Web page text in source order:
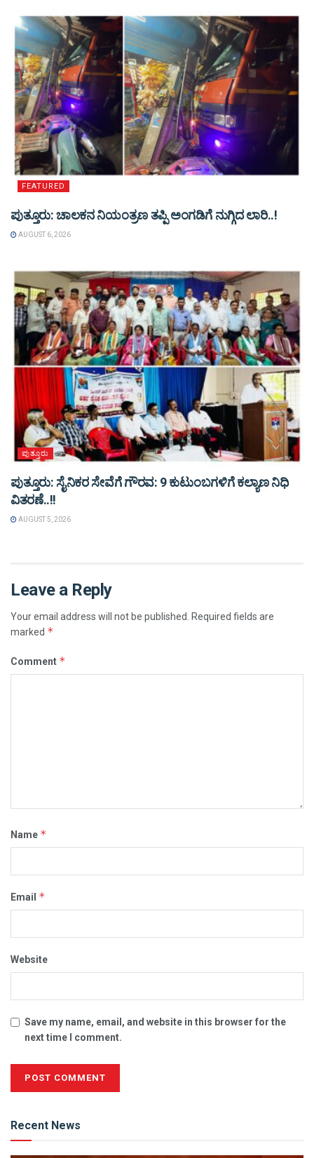
FEATURED
ಪುತ್ತೂರು: ಚಾಲಕನ ನಿಯಂತ್ರಣ ತಪ್ಪಿ ಅಂಗಡಿಗೆ ನುಗ್ಗಿದ ಲಾರಿ..!
AUGUST 6, 2026
ಪುತ್ತೂರು
ಪುತ್ತೂರು: ಸೈನಿಕರ ಸೇವೆಗೆ ಗೌರವ: 9 ಕುಟುಂಬಗಳಿಗೆ ಕಲ್ಯಾಣ ನಿಧಿ
ವಿತರಣೆ..!!
AUGUST 5, 2026
Leave a Reply
Your email address will not be published. Required fields are
marked *
Comment *
Name *
Email *
Website
Save my name, email, and website in this browser for the
next time I comment.
Recent News